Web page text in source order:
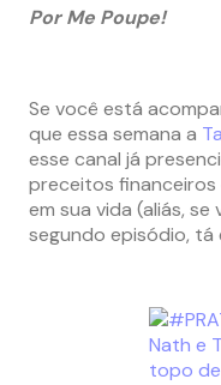
Por Me Poupe!
Se você está
que essa semana a
esse canal já
preceitos
em sua vida (aliás,
segundo episódio,